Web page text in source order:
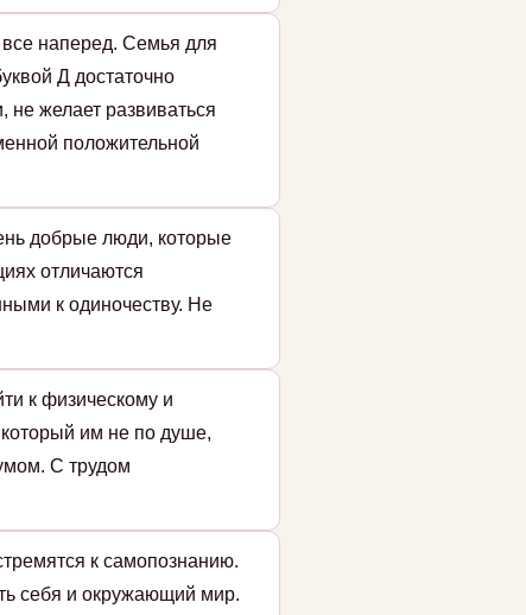
наперед. Семья для
Д достаточно
не желает развиваться
положительной
добрые люди, которые
отличаются
к одиночеству. Не
к физическому и
им не по душе,
С трудом
к самопознанию.
себя и окружающий мир.